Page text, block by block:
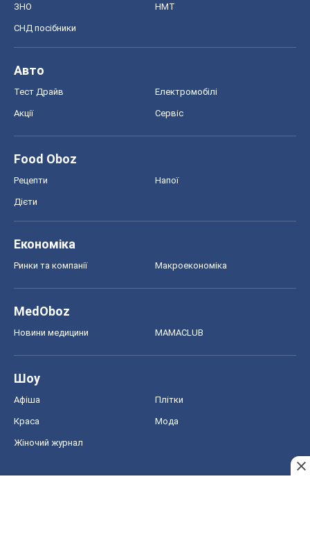
ЗНО НМТ
СНД посібники
Авто
Тест Драйв Електромобілі
Акції Сервіс
Food Oboz
Рецепти Напої
Дієти
Економіка
Ринки та компанії Макроекономіка
MedOboz
Новини медицини MAMACLUB
Шоу
Афіша Плітки
Краса Мода
Жіночий журнал